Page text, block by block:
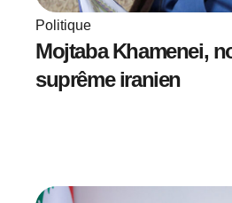
Politique
Mojtaba Khamenei,
suprême iranien